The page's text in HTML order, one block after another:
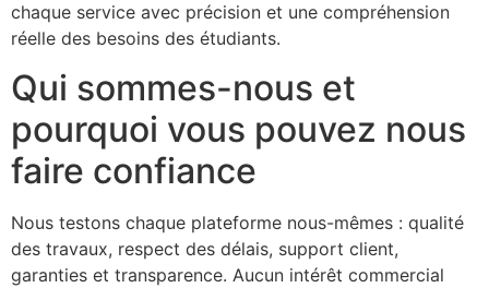
chaque service avec précision et une compréhension
réelle des besoins des étudiants.
Qui sommes-nous et
pourquoi vous pouvez nous
faire confiance
Nous testons chaque plateforme nous-mêmes : qualité
des travaux, respect des délais, support client,
garanties et transparence. Aucun intérêt commercial